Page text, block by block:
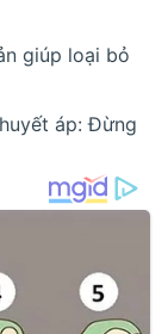
giúp loại bỏ
áp: Đừng